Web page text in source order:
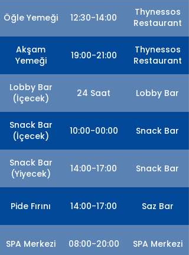
Öğle Yemeği 12:30-14:00
Thynessos
Restaurant
Akşam
Yemeği
19:00-21:00
Thynessos
Restaurant
Lobby Bar
(İçecek)
24 Saat Lobby Bar
Snack Bar
(İçecek)
10:00-00:00 Snack Bar
Snack Bar
(Yiyecek)
14:00-17:00 Snack Bar
Pide Fırını 14:00-17:00 Saz Bar
SPA Merkezi 08:00-20:00 SPA Merkezi